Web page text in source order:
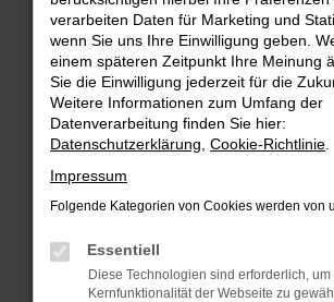
Fehler: Network Error
Beim Laden ist ein Fehler aufgetreten.
Hier sind ein paar Tipps, die dir
Überprüfe deine Firewall und
Internetverbindung.
Laden andere Webseiten, zum
Suchmaschine?
Prüfe deine
Manche Erweiterungen, wie
können das Laden bestimmter
verhindern. Funktioniert die Seite
verarbeiten Daten für Marketing und
wenn Sie uns Ihre Einwilligung geben.
einem späteren Zeitpunkt Ihre Meinung
Sie die Einwilligung jederzeit für die
Weitere Informationen zum Umfang der
Datenverarbeitung finden Sie hier:
Datenschutzerklärung Cookie-Richtlinie
Impressum
Folgende Kategorien von Cookies werden von
Essentiell
Diese Technologien sind erforderlich, um
Kernfunktionalität der Webseite zu